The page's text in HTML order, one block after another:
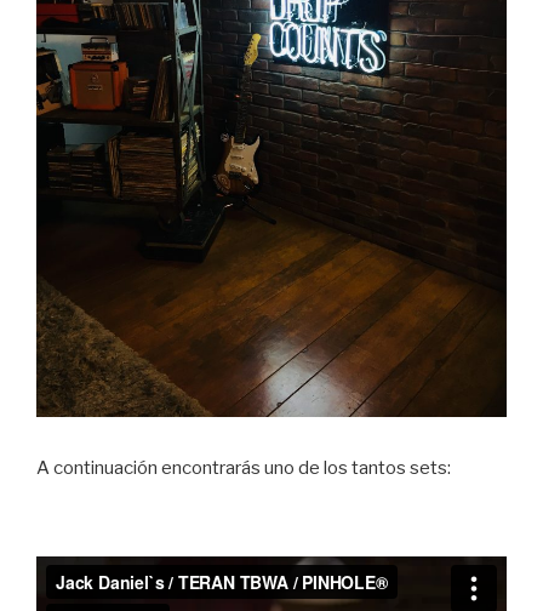
A continuación encontrarás uno de los tantos sets: